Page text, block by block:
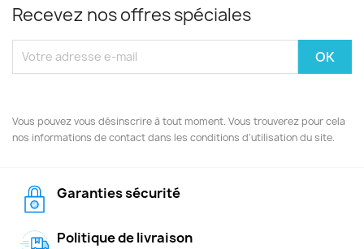
Recevez nos offres spéciales
Vous pouvez vous désinscrire à tout moment. Vous trouverez pour cela
nos informations de contact dans les conditions d'utilisation du site.
Garanties sécurité
Politique de livraison